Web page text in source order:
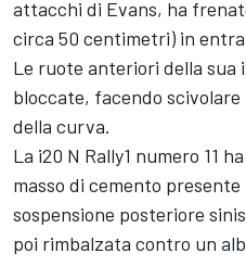
attacchi di Evans, ha
circa 50 centimetri) in
Le ruote anteriori della sua
bloccate, facendo
della curva.
La i20 N Rally1 numero 11
masso di cemento
sospensione posteriore
poi rimbalzata contro un